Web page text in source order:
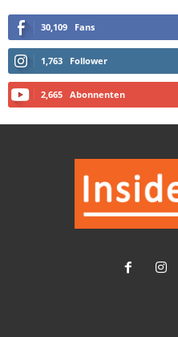
30,109 Fans
1,763 Follower
2,665 Abonnenten